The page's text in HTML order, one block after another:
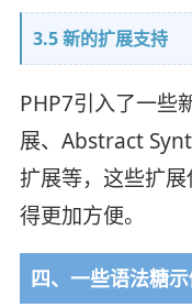
3.5 新的扩展支持
PHP7引入了一些
展、Abstract
扩展等，这些扩
得更加方便。
四、一些语法糖示